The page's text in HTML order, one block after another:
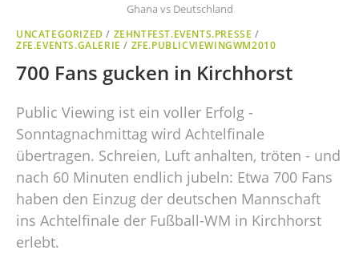
Ghana vs Deutschland
UNCATEGORIZED / ZEHNTFEST.EVENTS.PRESSE /
ZFE.EVENTS.GALERIE / ZFE.PUBLICVIEWINGWM2010
700 Fans gucken in Kirchhorst
Public Viewing ist ein voller Erfolg -
Sonntagnachmittag wird Achtelfinale
übertragen. Schreien, Luft anhalten, tröten - und
nach 60 Minuten endlich jubeln: Etwa 700 Fans
haben den Einzug der deutschen Mannschaft
ins Achtelfinale der Fußball-WM in Kirchhorst
erlebt.